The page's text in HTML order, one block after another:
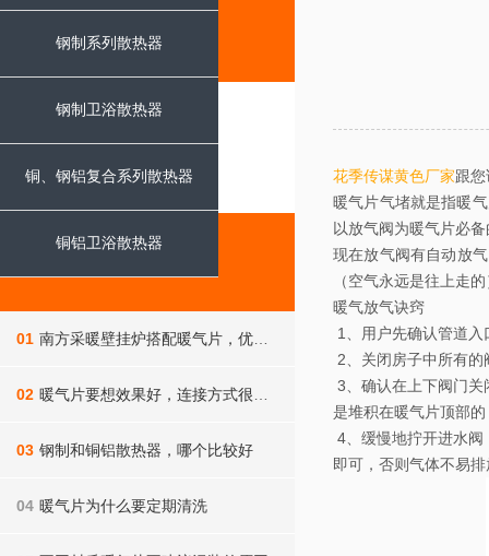
钢制系列散热器
钢制卫浴散热器
铜、钢铝复合系列散热器
铜铝卫浴散热器
新闻中心
公司动态
采暖知识
01 南方采暖壁挂炉搭配暖气片，优势不止一点点
02 暖气片要想效果好，连接方式很重要，你家做对了吗
03 钢制和铜铝散热器，哪个比较好
04 暖气片为什么要定期清洗
花季传谋黄色厂家跟
暖气片气堵就是指暖气
以放气阀为暖气片必备的
现在放气阀有自动放气
（空气永远是往上走的
暖气放气诀窍
1、用户先确认管道
2、关闭房子中所有的
3、确认在上下阀门
是堆积在暖气片顶部的
4、缓慢地拧开进水
即可，否则气体不易排